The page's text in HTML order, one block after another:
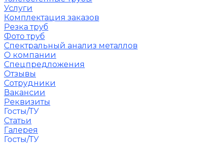
Услуги
Комплектация заказов
Резка труб
Фото труб
Спектральный анализ металлов
О компании
Спецпредложения
Отзывы
Сотрудники
Вакансии
Реквизиты
Госты/ТУ
Статьи
Галерея
Госты/ТУ